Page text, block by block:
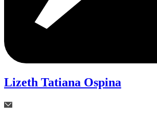
Lizeth Tatiana Ospina